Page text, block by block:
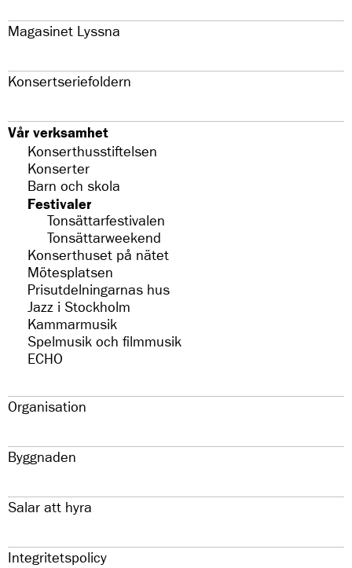
Magasinet Lyssna
Konsertseriefoldern
Vår verksamhet
Konserthusstiftelsen
Konserter
Barn och skola
Festivaler
Tonsättarfestivalen
Tonsättarweekend
Konserthuset på nätet
Mötesplatsen
Prisutdelningarnas hus
Jazz i Stockholm
Kammarmusik
Spelmusik och filmmusik
ECHO
Organisation
Byggnaden
Salar att hyra
Integritetspolicy